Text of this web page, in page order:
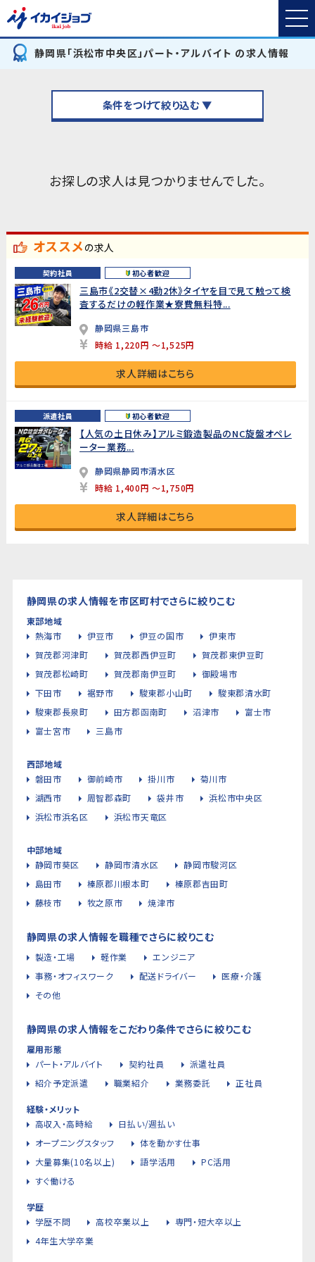
静岡県「浜松市中央区」パート・アルバイト の求人情報
条件をつけて絞り込む ▼
お探しの求人は見つかりませんでした。
オススメの求人
契約社員 初心者歓迎
三島市《2交替×4勤2休》タイヤを目で見て触って検
査するだけの軽作業★寮費無料特...
静岡県三島市
時給 1,220円 ～1,525円
求人詳細はこちら
派遣社員 初心者歓迎
【人気の土日休み】アルミ鍛造製品のNC旋盤オペレ
ーター業務...
静岡県静岡市清水区
時給 1,400円 ～1,750円
求人詳細はこちら
静岡県の求人情報を市区町村でさらに絞りこむ
東部地域
熱海市
伊豆市 伊豆の国市
伊東市
賀茂郡河津町
賀茂郡西伊豆町
賀茂郡東伊豆町
賀茂郡松崎町
賀茂郡南伊豆町
御殿場市
下田市
裾野市 駿東郡小山町
駿東郡清水町
駿東郡長泉町
田方郡函南町 沼津市
富士市
富士宮市
三島市
西部地域
磐田市
御前崎市 掛川市
菊川市
湖西市
周智郡森町 袋井市
浜松市中央区
浜松市浜名区
浜松市天竜区
中部地域
静岡市葵区
静岡市清水区
静岡市駿河区
島田市
榛原郡川根本町
榛原郡吉田町
藤枝市
牧之原市 焼津市
静岡県の求人情報を職種でさらに絞りこむ
製造・工場 軽作業
エンジニア
事務・オフィスワーク
配送ドライバー
医療・介護
その他
静岡県の求人情報をこだわり条件でさらに絞りこむ
雇用形態
パート・アルバイト
契約社員
派遣社員
紹介予定派遣
職業紹介 業務委託 正社員
経験・メリット
高収入・高時給
日払い/週払い
オープニングスタッフ
体を動かす仕事
大量募集(10名以上)
語学活用
PC活用
すぐ働ける
学歴
学歴不問
高校卒業以上
専門・短大卒以上
4年生大学卒業